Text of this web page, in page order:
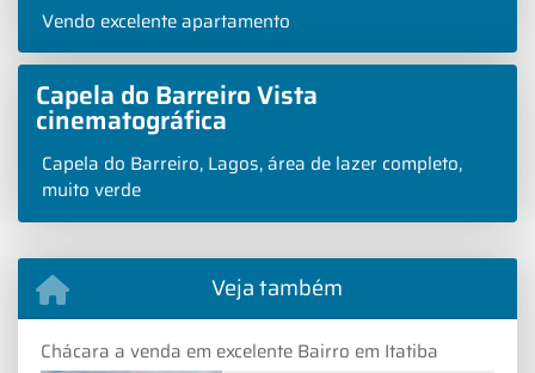
Vendo excelente apartamento
Capela do Barreiro Vista
cinematográfica
Capela do Barreiro, Lagos, área de lazer completo,
muito verde
Veja também
Chácara a venda em excelente Bairro em Itatiba